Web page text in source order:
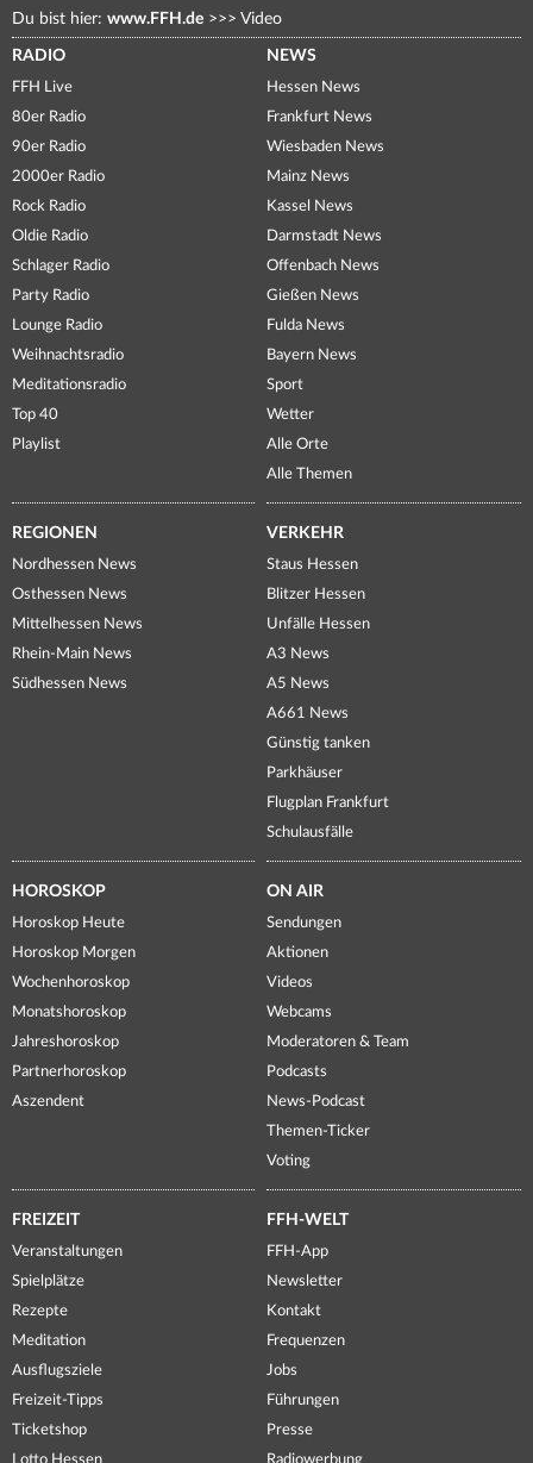
Du bist hier: www.FFH.de >>> Video
RADIO
FFH Live
80er Radio
90er Radio
2000er Radio
Rock Radio
Oldie Radio
Schlager Radio
Party Radio
Lounge Radio
Weihnachtsradio
Meditationsradio
Top 40
Playlist
NEWS
Hessen News
Frankfurt News
Wiesbaden News
Mainz News
Kassel News
Darmstadt News
Offenbach News
Gießen News
Fulda News
Bayern News
Sport
Wetter
Alle Orte
Alle Themen
REGIONEN
Nordhessen News
Osthessen News
Mittelhessen News
Rhein-Main News
Südhessen News
VERKEHR
Staus Hessen
Blitzer Hessen
Unfälle Hessen
A3 News
A5 News
A661 News
Günstig tanken
Parkhäuser
Flugplan Frankfurt
Schulausfälle
HOROSKOP
Horoskop Heute
Horoskop Morgen
Wochenhoroskop
Monatshoroskop
Jahreshoroskop
Partnerhoroskop
Aszendent
ON AIR
Sendungen
Aktionen
Videos
Webcams
Moderatoren & Team
Podcasts
News-Podcast
Themen-Ticker
Voting
FREIZEIT
Veranstaltungen
Spielplätze
Rezepte
Meditation
Ausflugsziele
Freizeit-Tipps
Ticketshop
Lotto Hessen
FFH-WELT
FFH-App
Newsletter
Kontakt
Frequenzen
Jobs
Führungen
Presse
Radiowerbung